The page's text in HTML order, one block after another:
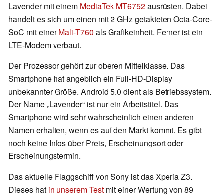
Lavender mit einem MediaTek MT6752ausrüsten. Dabei
handelt es sich um einen mit 2 GHz getakteten Octa-Core-
SoC mit einerMali-T760 als Grafikeinheit. Ferner ist ein
LTE-Modem verbaut.
Der Prozessor gehört zur oberen Mittelklasse. Das
Smartphone hat angeblich ein Full-HD-Display
unbekannter Größe. Android 5.0 dient als Betriebssystem.
Der Name „Lavender“ ist nur ein Arbeitstitel. Das
Smartphone wird sehr wahrscheinlich einen anderen
Namen erhalten, wenn es auf den Markt kommt. Es gibt
noch keine Infos über Preis, Erscheinungsort oder
Erscheinungstermin.
Das aktuelle Flaggschiff von Sony ist das Xperia Z3.
Dieses hat in unserem Test mit einer Wertung von 89